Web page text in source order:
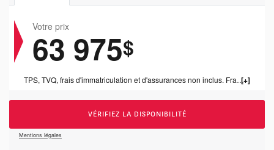
Votre prix
63 975$
TPS, TVQ, frais d'immatriculation et d'assurances non inclus. Frais de concessonnaire de 1199.00$ inclus.
VÉRIFIEZ LA DISPONIBILITÉ
Mentions légales